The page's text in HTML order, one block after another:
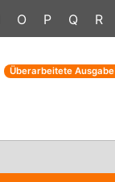
O P Q R
Überarbeitete Ausgabe